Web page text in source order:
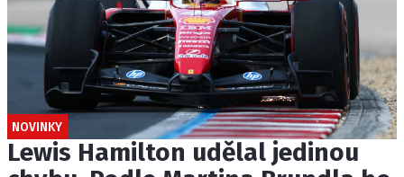
NOVINKY
Lewis Hamilton udělal jedinou